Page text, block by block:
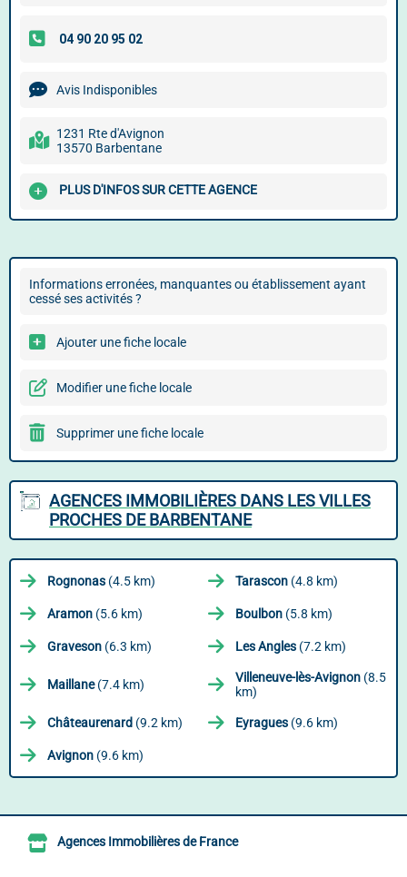
Avis Indisponibles
1231 Rte d'Avignon
13570 Barbentane
PLUS D'INFOS SUR CETTE AGENCE
Informations erronées, manquantes ou établissement ayant
cessé ses activités ?
Ajouter une fiche locale
Modifier une fiche locale
Supprimer une fiche locale
AGENCES IMMOBILIÈRES DANS LES VILLES
PROCHES DE BARBENTANE
Rognonas (4.5 km) Tarascon (4.8 km)
Aramon (5.6 km) Boulbon (5.8 km)
Graveson (6.3 km) Les Angles (7.2 km)
Maillane(7.4 km) Villeneuve-lès-Avignon (8.5
km)
Châteaurenard (9.2 km) Eyragues (9.6 km)
Avignon (9.6 km)
Agences Immobilières de France